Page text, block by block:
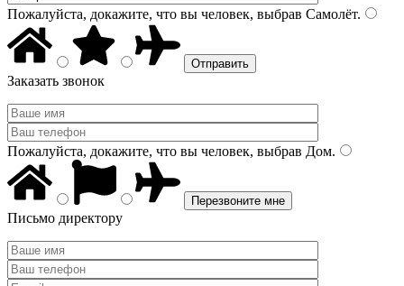
Пожалуйста, докажите, что вы человек, выбрав Самолёт.
Заказать звонок
Пожалуйста, докажите, что вы человек, выбрав Дом.
Письмо директору